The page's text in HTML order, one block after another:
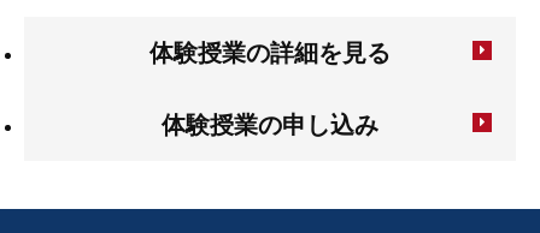
体験授業の詳細を見る
体験授業の申し込み